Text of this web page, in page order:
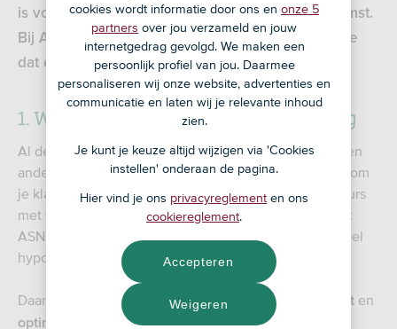
is voor jou, jouw klant, én goed is voor de toekomst.
Bij ASN Bank hebben we nu al zin in morgen! Hoe
dat eruitziet?
1. We investeren in onze samenwerking
Al decennialang werken we intensief samen met jou en
andere intermediairs. We begrijpen wat je nodig hebt om
je klanten goed te helpen. Onze ambitie is dat adviseurs
met wie we werken zeggen: ‘het is lekker werken met
ASN Bank’. We streven naar een voorspelbaar en simpel
hypotheekproces.
Daarom houden we aandacht voor persoonlijk contact en
optimaliseren we onze producten en processen
cookies wordt informatie door ons en onze 5
partners over jou verzameld en jouw
internetgedrag gevolgd. We maken een
persoonlijk profiel van jou. Daarmee
personaliseren wij onze website, advertenties en
communicatie en laten wij je relevante inhoud
zien.
Je kunt je keuze altijd wijzigen via 'Cookies
instellen' onderaan de pagina.
Hier vind je ons privacyreglement en ons
cookiereglement.
Weigeren
Accepteren